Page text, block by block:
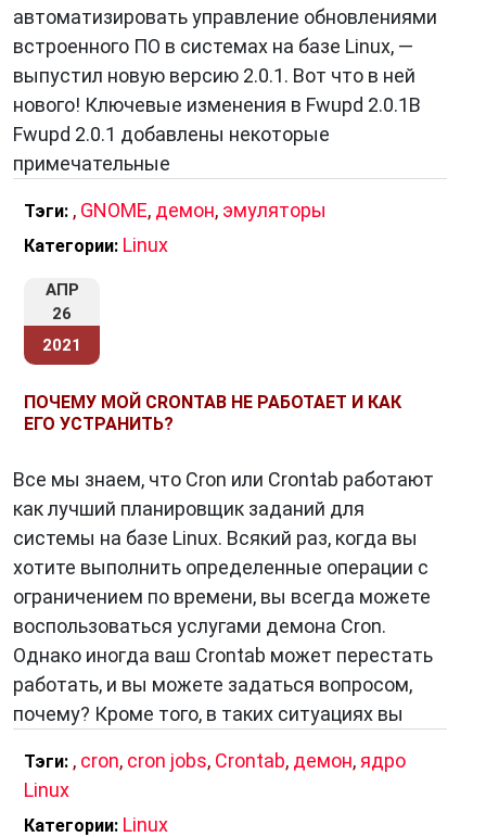
автоматизировать управление обновлениями
встроенного ПО в системах на базе Linux, —
выпустил новую версию 2.0.1. Вот что в ней
нового! Ключевые изменения в Fwupd 2.0.1В
Fwupd 2.0.1 добавлены некоторые
примечательные
Тэги: , GNOME, демон, эмуляторы
Категории: Linux
АПР
26
2021
ПОЧЕМУ МОЙ CRONTAB НЕ РАБОТАЕТ И КАК
ЕГО УСТРАНИТЬ?
Все мы знаем, что Cron или Crontab работают
как лучший планировщик заданий для
системы на базе Linux. Всякий раз, когда вы
хотите выполнить определенные операции с
ограничением по времени, вы всегда можете
воспользоваться услугами демона Cron.
Однако иногда ваш Crontab может перестать
работать, и вы можете задаться вопросом,
почему? Кроме того, в таких ситуациях вы
Тэги: , cron, cron jobs, Crontab, демон, ядро
Linux
Категории: Linux